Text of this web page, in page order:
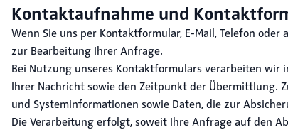
Kontaktaufnahme und
Wenn Sie uns per Kontaktformular, E-Mail, Telefon
zur Bearbeitung Ihrer Anfrage.
Bei Nutzung unseres Kontaktformulars verarbeiten wir
Ihrer Nachricht sowie den Zeitpunkt der Übermittlung.
und Systeminformationen sowie Daten, die zur
Die Verarbeitung erfolgt, soweit Ihre Anfrage auf den